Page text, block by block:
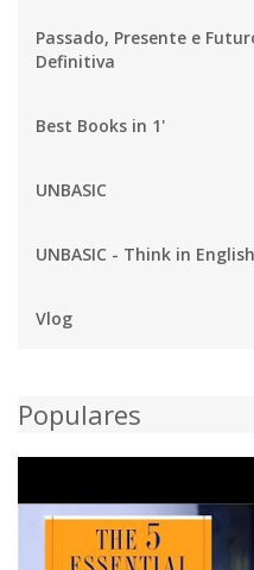
Passado, Presente e
Definitiva
Best Books in 1'
UNBASIC
UNBASIC - Think in English
Vlog
Populares